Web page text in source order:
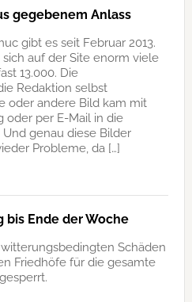
gegebenem Anlass
gibt es seit Februar 2013.
auf der Site enorm viele
13.000. Die
Redaktion selbst
oder andere Bild kam mit
oder per E-Mail in die
Und genau diese Bilder
Probleme, da […]
bis Ende der Woche
Schäden
Friedhöfe für die gesamte